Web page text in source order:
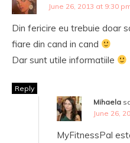
June 26, 2013 at 9:30
Din fericire eu trebuie doar
fiare din cand in cand
Dar sunt utile informatiile
Reply
Mihaela
June 26,
MyFitnessPal